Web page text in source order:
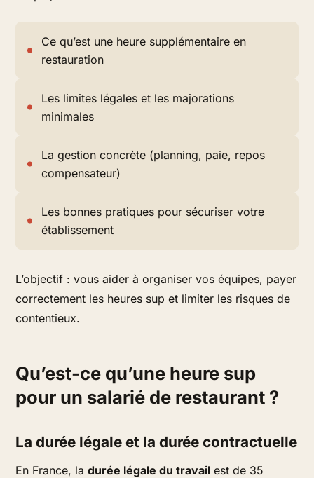
Ce qu’est une heure supplémentaire en
restauration
Les limites légales et les majorations
minimales
La gestion concrète (planning, paie, repos
compensateur)
Les bonnes pratiques pour sécuriser votre
établissement
L’objectif : vous aider à organiser vos équipes, payer
correctement les heures sup et limiter les risques de
contentieux.
Qu’est-ce qu’une heure sup
pour un salarié de restaurant ?
La durée légale et la durée contractuelle
En France, ladurée légale du travail est de 35